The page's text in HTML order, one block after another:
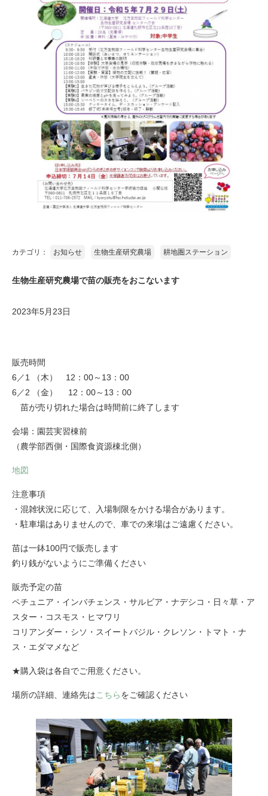
カテゴリ： お知らせ 生物生産研究農場 耕地圏ステーション
生物生産研究農場で苗の販売をおこないます
2023年5月23日
販売時間
6／1 （木） 12：00～13：00
​6／2 （金） 12：00～13：00
苗が売り切れた場合は時間前に終了します
会場：園芸実習棟前
（農学部西側・国際食資源棟北側）
地図
注意事項
・混雑状況に応じて、入場制限をかける場合があります。
・駐車場はありませんので、車での来場はご遠慮ください。
苗は一鉢100円で販売します
釣り銭がないようにご準備ください
販売予定の苗
ペチュニア・インバチェンス・サルビア・ナデシコ・日々草・ア
スター・コスモス・ヒマワリ
​コリアンダー・シソ・スイートバジル・クレソン・トマト・ナ
ス・エダマメなど
★購入袋は各自でご用意ください。
場所の詳細、連絡先はこちらをご確認ください